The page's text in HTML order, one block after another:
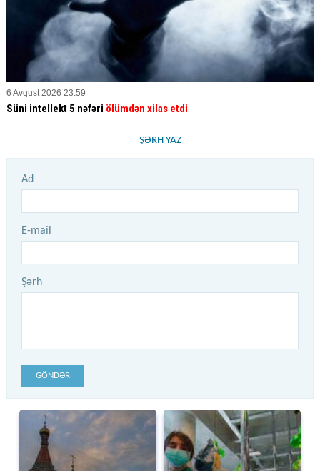
6 Avqust 2026 23:59
Süni intellekt 5 nəfəri ölümdən xilas etdi
ŞƏRH YAZ
Ad
E-mail
Şərh
GÖNDƏR